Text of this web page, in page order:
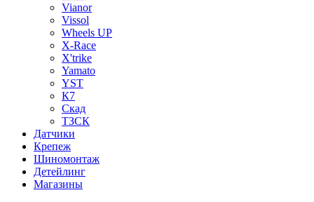
Vianor
Vissol
Wheels UP
X-Race
X'trike
Yamato
YST
К7
Скад
ТЗСК
Датчики
Крепеж
Шиномонтаж
Детейлинг
Магазины